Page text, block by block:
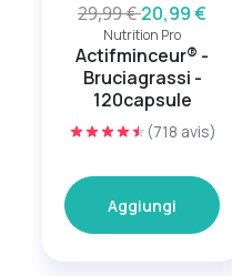
29,99 €20,99 €
Nutrition Pro
Actifminceur® -
Bruciagrassi -
120capsule
(718 avis)
Aggiungi